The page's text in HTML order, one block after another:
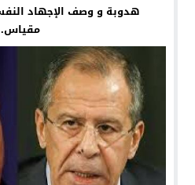
هدوبة و وصف الإجهاد